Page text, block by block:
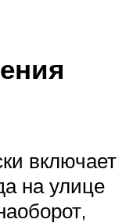
включает
на улице